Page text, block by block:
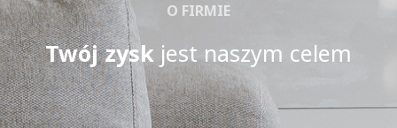
O FIRMIE
Twój zysk jest naszym celem